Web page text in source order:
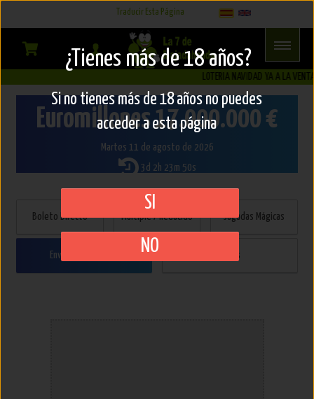
Enviar
Combinación
LOTERIA NAVIDAD YA A LA
Euromillones17.000.000 €
Martes 11 de agosto de 2026
3d 2h 23m 49s
Boleto Directo Múltiple / Reducido Jugadas Mágicas
Enviar Combinación Peñas
Traducir Esta Página Select Language
¿Tienes más de 18 años?
Si no tienes más de 18 años no puedes
acceder a esta página
SI
NO